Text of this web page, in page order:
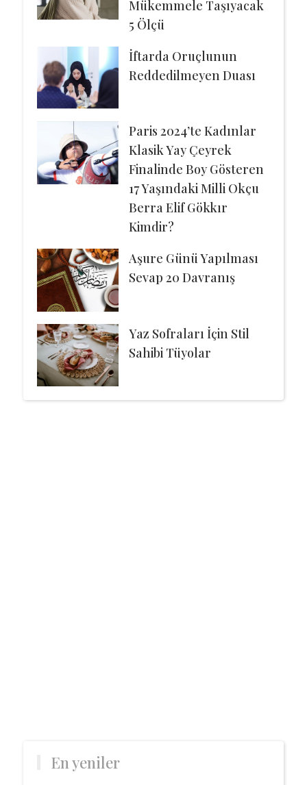
Mükemmele Taşıyacak
5 Ölçü
İftarda Oruçlunun
Reddedilmeyen Duası
Paris 2024’te Kadınlar
Klasik Yay Çeyrek
Finalinde Boy Gösteren
17 Yaşındaki Milli Okçu
Berra Elif Gökkır
Kimdir?
Aşure Günü Yapılması
Sevap 20 Davranış
Yaz Sofraları İçin Stil
Sahibi Tüyolar
En yeniler